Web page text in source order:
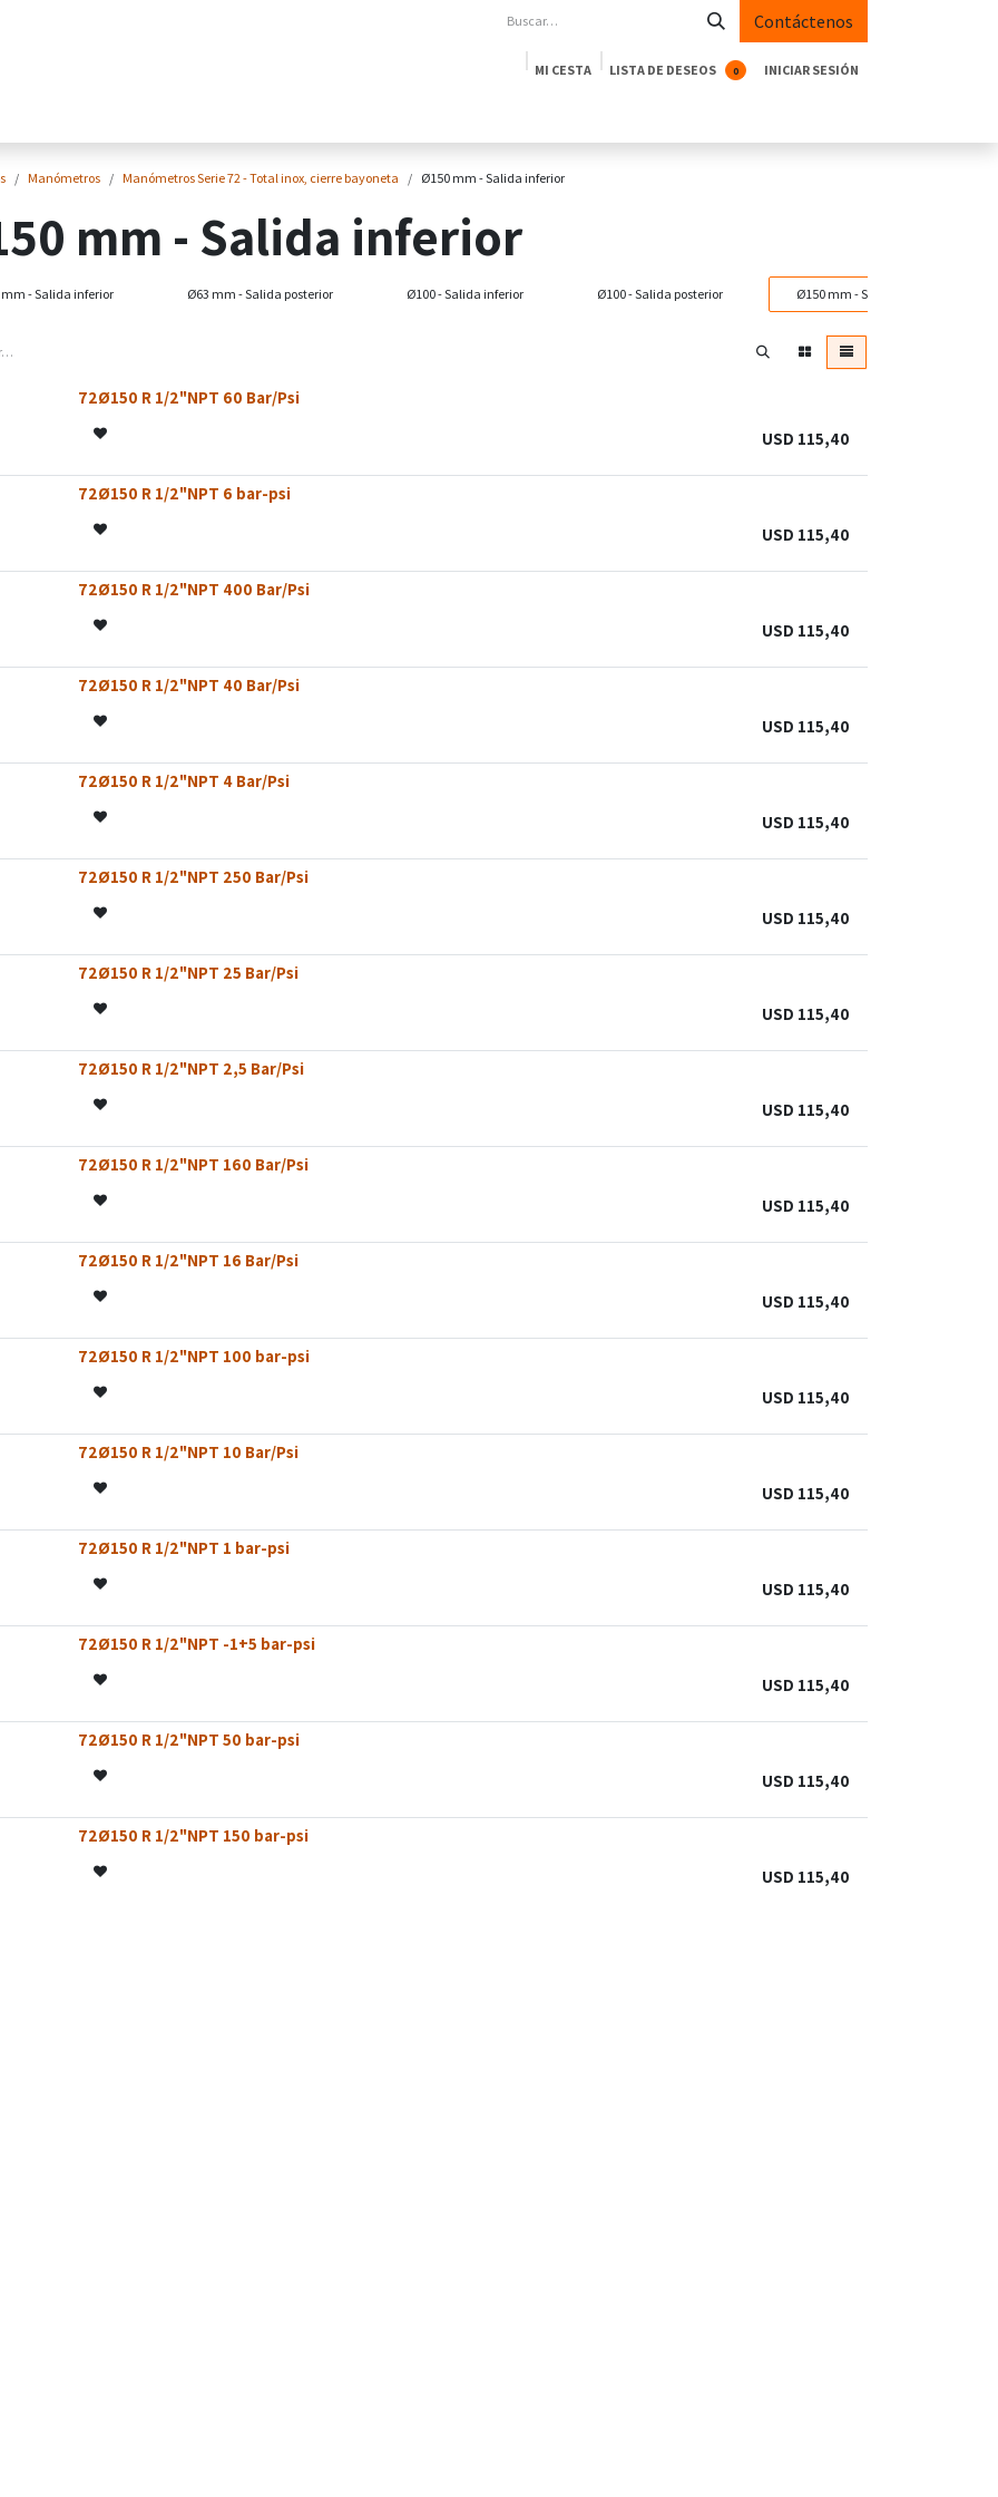
Contáctenos
MI CESTA 0
LISTA DE DESEOS INICIAR SESIÓN
Manómetros Manómetros Serie 72 - Total inox, cierre bayoneta Ø150 mm - Salida inferior
mm - Salida inferior
- Salida inferior Ø63 mm - Salida posterior Ø100 - Salida inferior Ø100 - Salida posterior Ø150 mm - Salida inferior
72Ø150 R 1/2"NPT 60 Bar/Psi
USD 115,40
72Ø150 R 1/2"NPT 6 bar-psi
USD 115,40
72Ø150 R 1/2"NPT 400 Bar/Psi
USD 115,40
72Ø150 R 1/2"NPT 40 Bar/Psi
USD 115,40
72Ø150 R 1/2"NPT 4 Bar/Psi
USD 115,40
72Ø150 R 1/2"NPT 250 Bar/Psi
USD 115,40
72Ø150 R 1/2"NPT 25 Bar/Psi
USD 115,40
72Ø150 R 1/2"NPT 2,5 Bar/Psi
USD 115,40
72Ø150 R 1/2"NPT 160 Bar/Psi
USD 115,40
72Ø150 R 1/2"NPT 16 Bar/Psi
USD 115,40
72Ø150 R 1/2"NPT 100 bar-psi
USD 115,40
72Ø150 R 1/2"NPT 10 Bar/Psi
USD 115,40
72Ø150 R 1/2"NPT 1 bar-psi
USD 115,40
72Ø150 R 1/2"NPT -1+5 bar-psi
USD 115,40
72Ø150 R 1/2"NPT 50 bar-psi
USD 115,40
72Ø150 R 1/2"NPT 150 bar-psi
USD 115,40